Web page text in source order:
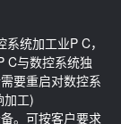
统加工业P C，
C与数控系统独
要重启对数控系
加工)
。可按客户要求